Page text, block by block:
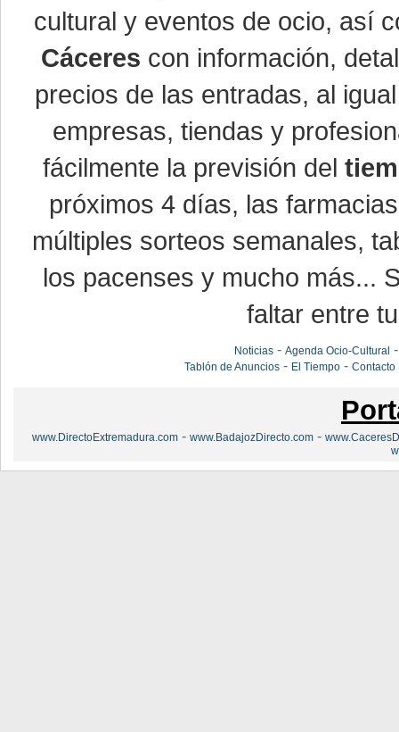
cultural y eventos de ocio, así
Cáceres con información,
precios de las entradas, al
empresas, tiendas y
fácilmente la previsión del
próximos 4 días, las
múltiples sorteos semanales,
los pacenses y mucho más...
faltar entre
Noticias -Agenda Ocio-Cultural
Tablón de Anuncios - El Tiempo -Contacto
www.DirectoExtremadura.com - www.BadajozDirecto.com -